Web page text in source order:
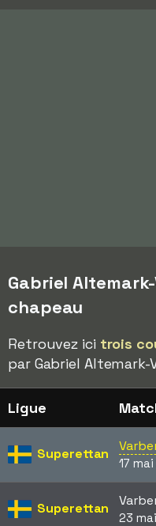
Gabriel
chapeau
Retrouvez ici trois
par Gabriel Altemark-
Ligue
Superettan
17 mai
Superettan
23